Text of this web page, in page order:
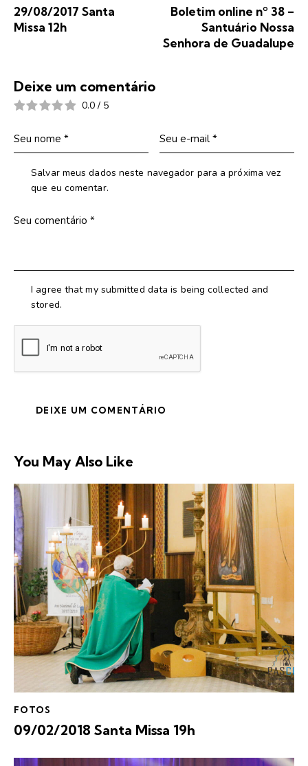
29/08/2017 Santa
Missa 12h
Boletim online nº 38 –
Santuário Nossa
Senhora de Guadalupe
Deixe um comentário
0.0 / 5
Salvar meus dados neste navegador para a próxima vez
que eu comentar.
I agree that my submitted data is being collected and
stored.
You May Also Like
FOTOS
09/02/2018 Santa Missa 19h